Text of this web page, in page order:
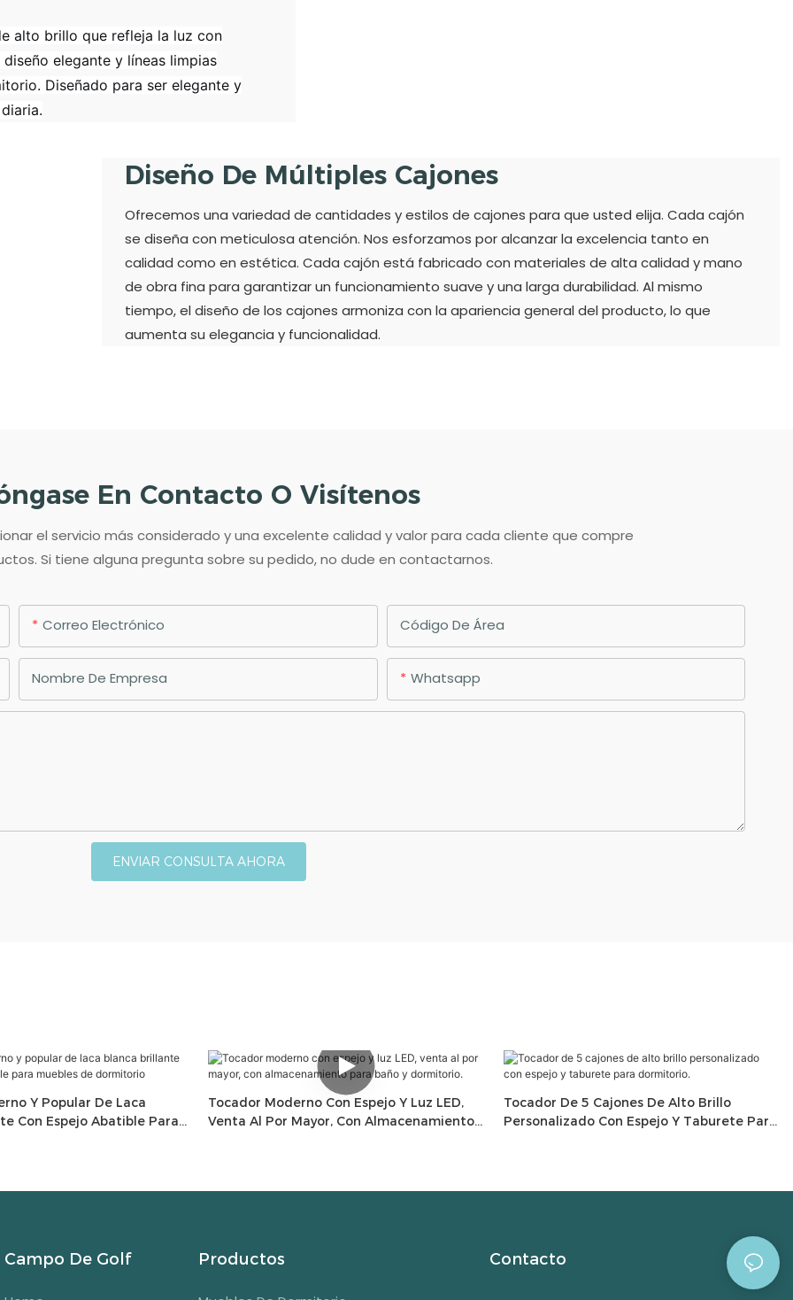
alto brillo que refleja la luz con
elegante y líneas limpias
Diseñado para ser elegante y
Diseño De Múltiples Cajones
Ofrecemos una variedad de cantidades y estilos de cajones para que usted elija. Cada cajón
se diseña con meticulosa atención. Nos esforzamos por alcanzar la excelencia tanto en
calidad como en estética. Cada cajón está fabricado con materiales de alta calidad y mano
de obra fina para garantizar un funcionamiento suave y una larga durabilidad. Al mismo
tiempo, el diseño de los cajones armoniza con la apariencia general del producto, lo que
aumenta su elegancia y funcionalidad.
En Contacto O Visítenos
el servicio más considerado y una excelente calidad y valor para cada cliente que compre
Si tiene alguna pregunta sobre su pedido, no dude en contactarnos.
Correo Electrónico Código De Área
Nombre De Empresa Whatsapp
ENVIAR CONSULTA AHORA
Y Popular De Laca
Con Espejo Abatible Para
Tocador Moderno Con Espejo Y Luz LED,
Venta Al Por Mayor, Con Almacenamiento
Tocador De 5 Cajones De Alto Brillo
Personalizado Con Espejo Y Taburete Para
Campo De Golf Productos Contacto